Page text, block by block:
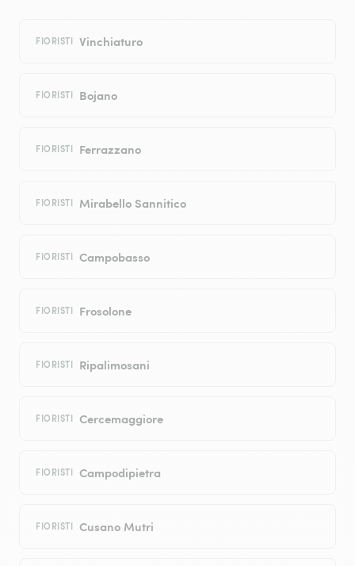
FIORISTI Vinchiaturo
FIORISTI Bojano
FIORISTI Ferrazzano
FIORISTI Mirabello Sannitico
FIORISTI Campobasso
FIORISTI Frosolone
FIORISTI Ripalimosani
FIORISTI Cercemaggiore
FIORISTI Campodipietra
FIORISTI Cusano Mutri